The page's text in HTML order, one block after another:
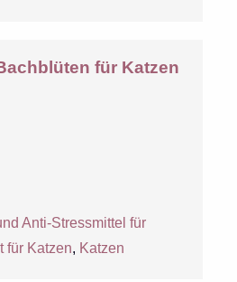
für Katzen
Anti-Stressmittel für
für Katzen, Katzen